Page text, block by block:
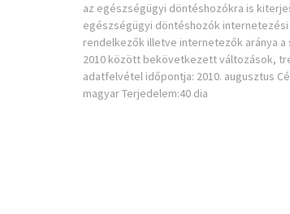
az egészségügyi döntéshozókra is
egészségügyi döntéshozók
rendelkezők illetve internetezők aránya
2010 között bekövetkezett változások,
adatfelvétel időpontja: 2010. augusztus
magyar Terjedelem:40 dia